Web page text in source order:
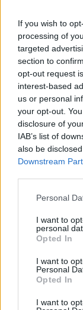
If you wish to
processing of
targeted
section to
opt-out request
interest-based
us or personal
your opt-out.
disclosure of
IAB’s list of
also be
Downstream
Please note
not limited to
grant or deny
use your data
consent section.
Personal
I want to
personal
Opted In
I want to
Personal
Opted In
I want to
index.hu/
dobas/
dr.
16 éve
@Cook
Munk Verának
16 éve
Nem vagyok
nyelvészet.
A munkám
gondolkodást
fordító sem
A három
segít ki, ha